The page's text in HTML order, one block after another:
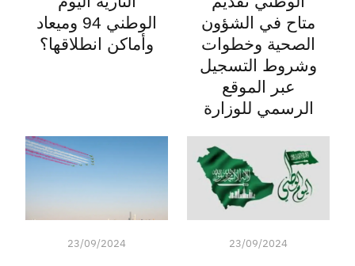
متاح في الشؤون
الصحية وخطوات
وشروط التسجيل
عبر الموقع
الرسمي للوزارة
الوطني 94 وميعاد
وأماكن انطلاقها؟
23/09/2024
23/09/2024